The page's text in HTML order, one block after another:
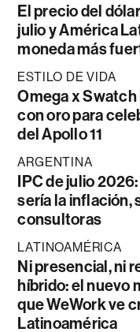
El precio del
julio y América
moneda más
ESTILO DE VIDA
Omega x Swatch
con oro para
del Apollo 11
ARGENTINA
IPC de julio
sería la inflación,
consultoras
LATINOAMÉRICA
Ni presencial, ni
híbrido: el nuevo
que WeWork ve
Latinoamérica